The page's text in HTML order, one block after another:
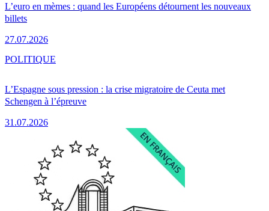
L’euro en mèmes : quand les Européens détournent les nouveaux
billets
27.07.2026
L’Espagne sous pression : la crise migratoire de Ceuta met
Schengen à l’épreuve
31.07.2026
POLITIQUE